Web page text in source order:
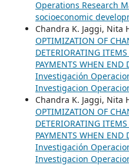
Operations Research
socioeconomic
Chandra K. Jaggi, Nita
OPTIMIZATION OF
DETERIORATING
PAYMENTS WHEN END
Investigación
Investigacion
Chandra K. Jaggi, Nita
OPTIMIZATION OF
DETERIORATING
PAYMENTS WHEN END
Investigación
Investigacion